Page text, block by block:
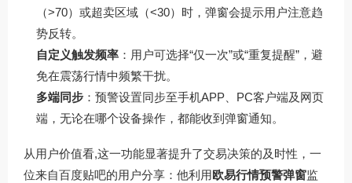
（>70）或超卖区域（<30）时，弹窗会提示用户注意趋
势反转。
自定义触发频率 ：用户可选择“仅一次”或“重复提醒”，避
免在震荡行情中频繁干扰。
多端同步 ：预警设置同步至手机APP、PC客户端及网页
端，无论在哪个设备操作，都能收到弹窗通知。
从用户价值看,这一功能显著提升了交易决策的及时性，一
位来自百度贴吧的用户分享：他利用欧易行情预警弹窗监